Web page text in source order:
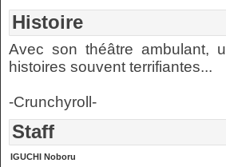
Histoire
Avec son théâtre ambulant,
histoires souvent terrifiantes...
-Crunchyroll-
Staff
IGUCHI Noboru